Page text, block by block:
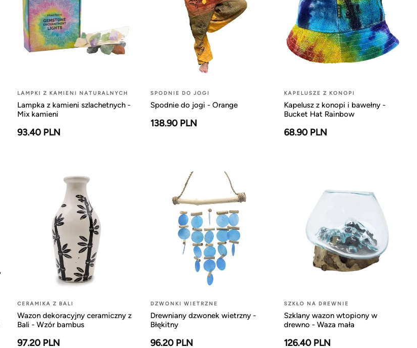
LAMPKI Z KAMIENI NATURALNYCH
Lampka z kamieni szlachetnych -
Mix kamieni
93.40 PLN
SPODNIE DO JOGI
Spodnie do jogi - Orange
138.90 PLN
KAPELUSZE Z KONOPI
Kapelusz z konopi i bawełny -
Bucket Hat Rainbow
68.90 PLN
CERAMIKA Z BALI
Wazon dekoracyjny ceramiczny z
Bali - Wzór bambus
97.20 PLN
DZWONKI WIETRZNE
Drewniany dzwonek wietrzny -
Błękitny
96.20 PLN
SZKŁO NA DREWNIE
Szklany wazon wtopiony w
drewno - Waza mała
126.40 PLN